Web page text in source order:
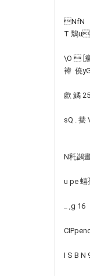
NfN
T 鵚
\O  [
褘  
歔 鱊
sQ . 蛬
N秅鷁
u pe 蟢
_ ,g 16
I S B N